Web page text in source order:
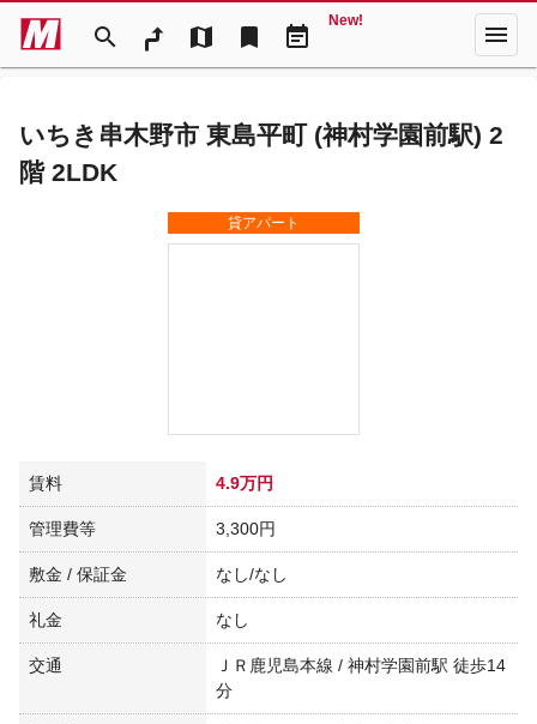
search map bookmark event_note
New! menu
いちき串木野市 東島平町 (神村学園前駅) 2
階 2LDK
貸アパート
賃料 4.9万円
管理費等 3,300円
敷金 / 保証金 なし/なし
礼金 なし
交通
ＪＲ鹿児島本線 / 神村学園前駅 徒歩14
分